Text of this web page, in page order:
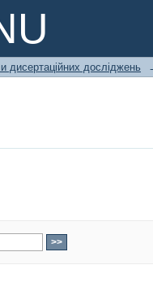
дисертаційних досліджень